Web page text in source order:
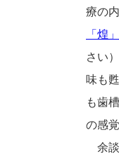
療の
「煌」
さい
味も
も歯
の感
余談